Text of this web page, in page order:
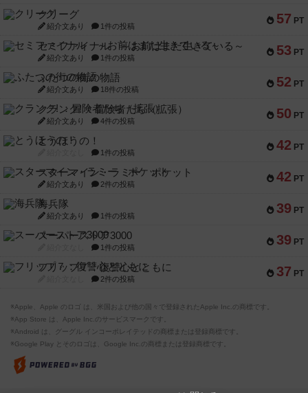
57 PT
クリーグ
紹介文あり 1件の投稿
53 PT
セミファイナル ～お前はまだ生きている～
紹介文あり 1件の投稿
52 PT
ふたつの街の物語
紹介文あり 18件の投稿
50 PT
クランク! ：冒険者たち（拡張）
紹介文あり 4件の投稿
42 PT
とうほうの！
1件の投稿
42 PT
スターマイン・ラミー ポケット
紹介文あり 2件の投稿
39 PT
海兵隊
紹介文あり 1件の投稿
39 PT
スーパーストア3000
1件の投稿
37 PT
フリップ７：復讐心とともに
2件の投稿
※Apple、Apple のロゴ は、米国および他の国々で登録されたApple Inc.の商標です。
※App Store は、Apple Inc.のサービスマークです。
※Android は、グーグル インコーポレイテッドの商標または登録商標です。
※Google Play とそのロゴは、Google Inc.の商標または登録商標です。